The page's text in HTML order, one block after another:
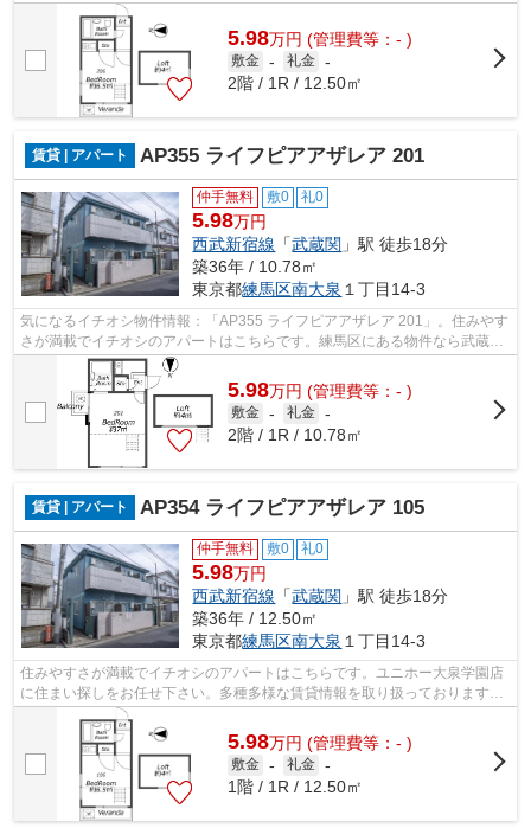
蔵関近くなら、通勤や通学で不便を感...
5.98万円 (管理費等：- )
敷金 - 礼金 -
2階 / 1R / 12.50㎡
賃貸 | アパート AP355 ライフピアアザレア 201
仲手無料 敷0 礼0
5.98万円
西武新宿線 「武蔵関 」駅 徒歩18分
築36年 / 10.78㎡
東京都練馬区南大泉 １丁目14-3
気になるイチオシ物件情報：「AP355 ライフピアアザレア 201」。住みやす
さが満載でイチオシのアパートはこちらです。練馬区にある物件なら武蔵関
で検索を。気になる物件がありました...
5.98万円 (管理費等：- )
敷金 - 礼金 -
2階 / 1R / 10.78㎡
賃貸 | アパート AP354 ライフピアアザレア 105
仲手無料 敷0 礼0
5.98万円
西武新宿線 「武蔵関 」駅 徒歩18分
築36年 / 12.50㎡
東京都練馬区南大泉 １丁目14-3
住みやすさが満載でイチオシのアパートはこちらです。ユニホー大泉学園店
に住まい探しをお任せ下さい。多種多様な賃貸情報を取り扱っておりますの
で、まずは03-5947-4800へご連絡をお...
5.98万円 (管理費等：- )
敷金 - 礼金 -
1階 / 1R / 12.50㎡